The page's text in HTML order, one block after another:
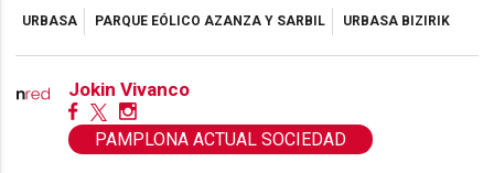
URBASA PARQUE EÓLICO AZANZA Y SARBIL URBASA BIZIRIK
Jokin Vivanco
PAMPLONA ACTUAL SOCIEDAD